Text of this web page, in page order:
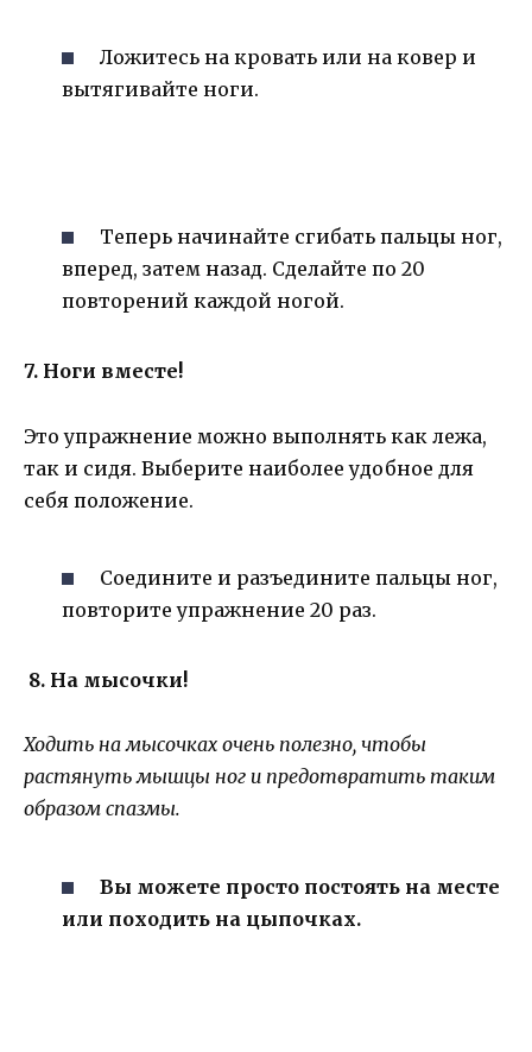
Ложитесь на кровать или на ковер и
вытягивайте ноги.
Теперь начинайте сгибать пальцы ног,
вперед, затем назад. Сделайте по 20
повторений каждой ногой.
7. Ноги вместе!
Это упражнение можно выполнять как лежа,
так и сидя. Выберите наиболее удобное для
себя положение.
Соедините и разъедините пальцы ног,
повторите упражнение 20 раз.
8. На мысочки!
Ходить на мысочках очень полезно, чтобы
растянуть мышцы ног и предотвратить таким
образом спазмы.
Вы можете просто постоять на месте
или походить на цыпочках.